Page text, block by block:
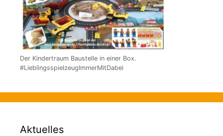
Der Kindertraum Baustelle in einer Box.
#LieblingsspielzeugImmerMitDabei
Aktuelles